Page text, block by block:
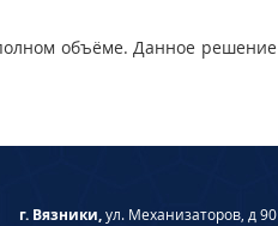
объёме. Данное решение
г. Вязники,ул. Механизаторов, д 90